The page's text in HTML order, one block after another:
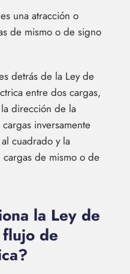
es una atracción o
de mismo o de signo
detrás de la Ley de
entre dos cargas,
dirección de la
inversamente
cuadrado y la
de mismo o de
la Ley de
de